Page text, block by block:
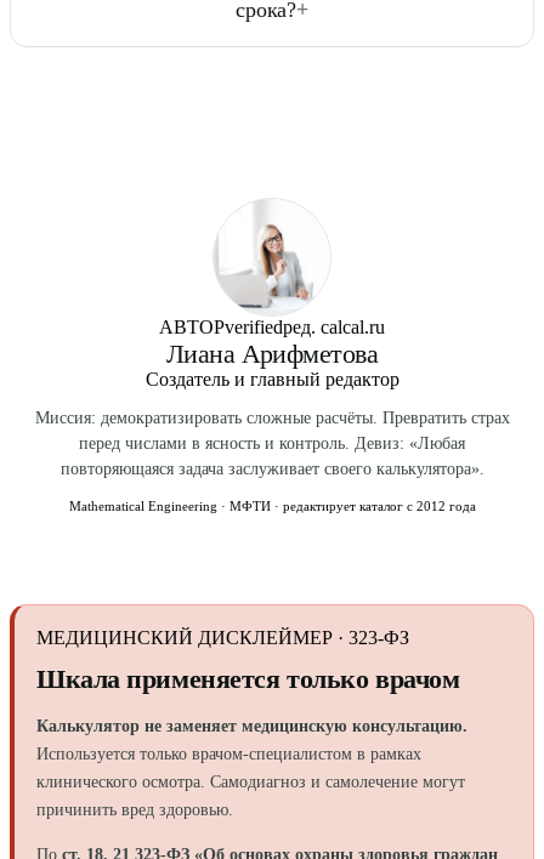
схватках (риск преждевременных родов), сильной
головной боли с нарушением зрения (преэклампсия),
срока?+
скринингов указываются в акушерских неделях.
АВТОРverifiedред. calcal.ru
Лиана Арифметова
Создатель и главный редактор
Миссия: демократизировать сложные расчёты. Превратить страх
перед числами в ясность и контроль. Девиз: «Любая
повторяющаяся задача заслуживает своего калькулятора».
Mathematical Engineering · МФТИ · редактирует каталог с 2012 года
МЕДИЦИНСКИЙ ДИСКЛЕЙМЕР · 323-ФЗ
Шкала применяется только врачом
Калькулятор не заменяет медицинскую консультацию.
Используется только врачом-специалистом в рамках
клинического осмотра. Самодиагноз и самолечение могут
причинить вред здоровью.
По ст. 18, 21 323-ФЗ «Об основах охраны здоровья граждан